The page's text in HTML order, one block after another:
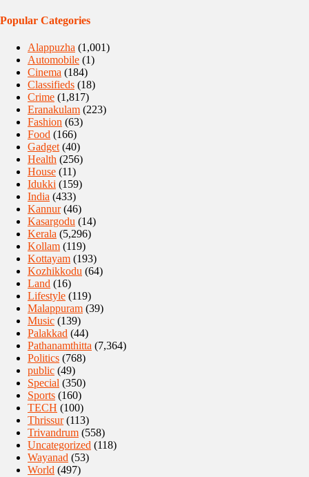
Popular Categories
Alappuzha (1,001)
Automobile (1)
Cinema (184)
Classifieds (18)
Crime (1,817)
Eranakulam (223)
Fashion (63)
Food (166)
Gadget (40)
Health (256)
House (11)
Idukki (159)
India (433)
Kannur(46)
Kasargodu (14)
Kerala (5,296)
Kollam (119)
Kottayam (193)
Kozhikkodu (64)
Land (16)
Lifestyle (119)
Malappuram (39)
Music (139)
Palakkad (44)
Pathanamthitta (7,364)
Politics (768)
public (49)
Special (350)
Sports (160)
TECH (100)
Thrissur(113)
Trivandrum (558)
Uncategorized (118)
Wayanad (53)
World (497)